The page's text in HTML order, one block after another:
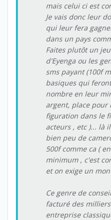
mais celui ci est
Je vais donc leur
qui leur fera
dans un pays
Faites plutôt un
d'Eyenga ou les
sms payant (100f
basiques qui
nombre en leur
argent, place pour
figuration dans le
acteurs , etc )... là
bien peu de
500f comme ca (
minimum , c'est
et on exige un
Ce genre de
facturé des
entreprise